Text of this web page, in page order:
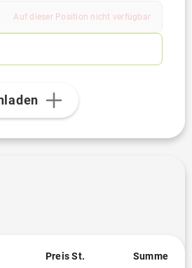
Auf dieser Position nicht verfügbar
Preis St. Summe